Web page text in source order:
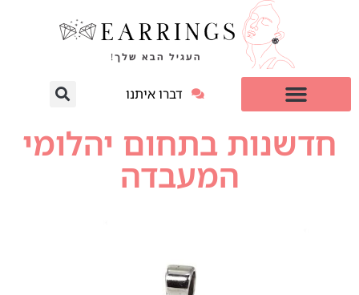
דברו איתנו
חדשנות בתחום יהלומי
המעבדה